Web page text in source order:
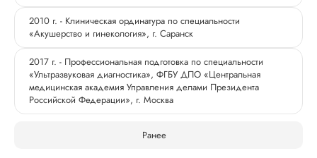
2010 г. - Клиническая ординатура по специальности
«Акушерство и гинекология», г. Саранск
2017 г. - Профессиональная подготовка по специальности
«Ультразвуковая диагностика», ФГБУ ДПО «Центральная
медицинская академия Управления делами Президента
Российской Федерации», г. Москва
Ранее